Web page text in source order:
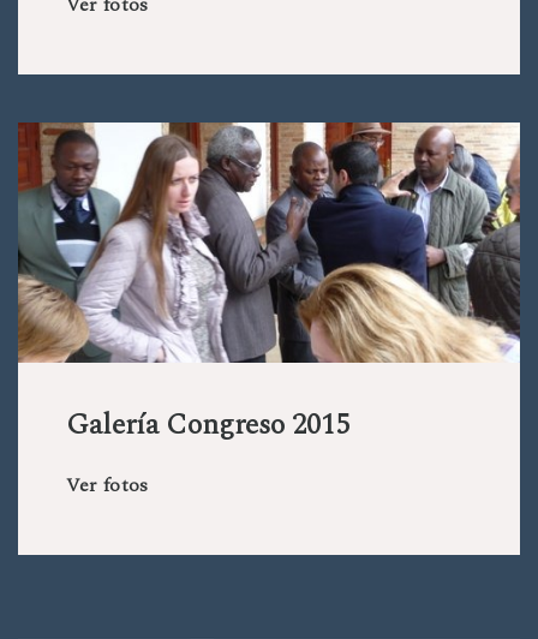
Galería Congreso 2015
Ver fotos